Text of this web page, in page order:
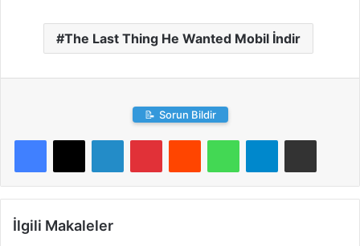
The Last Thing He Wanted Mobil İndir
📝 Sorun Bildir
LinkedInPinterestReddit WhatsAppTelegramE-Posta ile paylaş
İlgili Makaleler